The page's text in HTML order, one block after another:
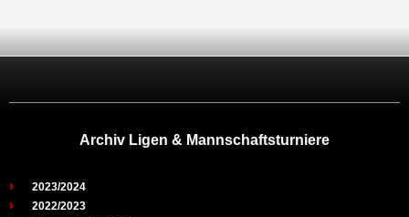
Archiv Ligen & Mannschaftsturniere
2023/2024
2022/2023